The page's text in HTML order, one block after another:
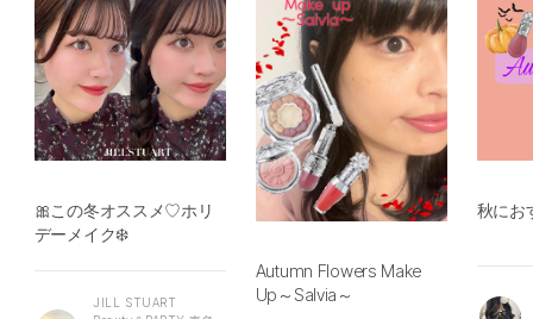
🎀この冬オススメ♡ホリ
デーメイク❄️
JILL STUART
Autumn Flowers Make
Up～Salvia～
秋にお